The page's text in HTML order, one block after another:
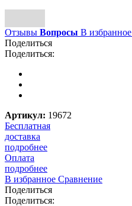
Отзывы Вопросы В избранное
Поделиться
Поделиться:
Артикул: 19672
Бесплатная
доставка
подробнее
Оплата
подробнее
В избранное Сравнение
Поделиться
Поделиться: